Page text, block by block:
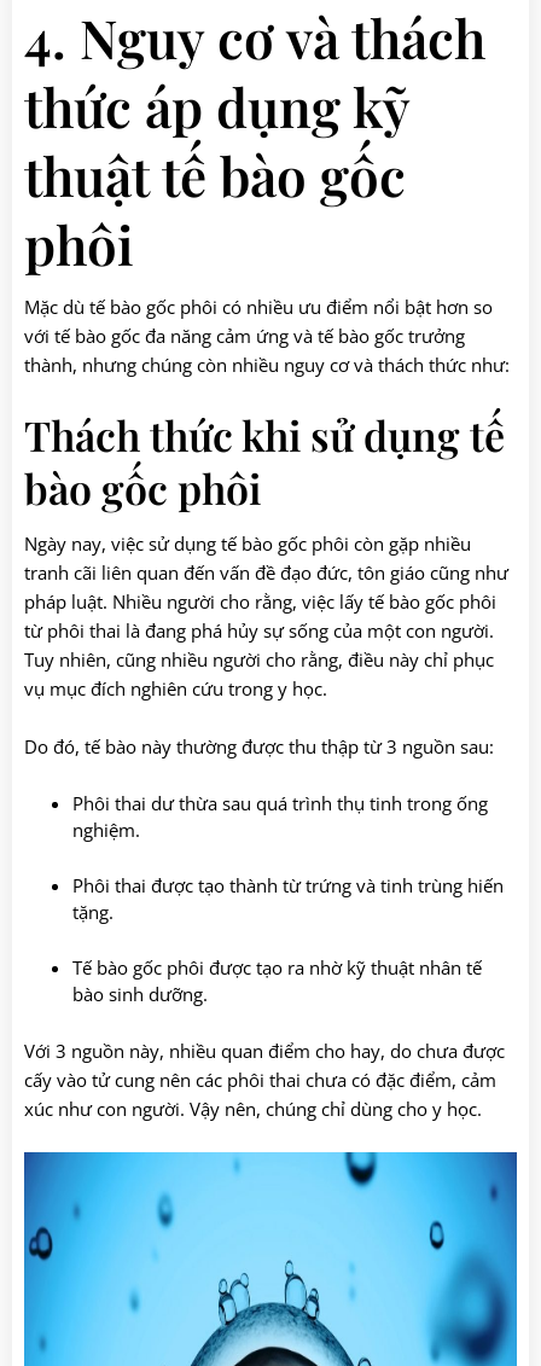
4. Nguy cơ và thách
thức áp dụng kỹ
thuật tế bào gốc
phôi
Mặc dù tế bào gốc phôi có nhiều ưu điểm nổi bật hơn so
với tế bào gốc đa năng cảm ứng và tế bào gốc trưởng
thành, nhưng chúng còn nhiều nguy cơ và thách thức như:
Thách thức khi sử dụng tế
bào gốc phôi
Ngày nay, việc sử dụng tế bào gốc phôi còn gặp nhiều
tranh cãi liên quan đến vấn đề đạo đức, tôn giáo cũng như
pháp luật. Nhiều người cho rằng, việc lấy tế bào gốc phôi
từ phôi thai là đang phá hủy sự sống của một con người.
Tuy nhiên, cũng nhiều người cho rằng, điều này chỉ phục
vụ mục đích nghiên cứu trong y học.
Do đó, tế bào này thường được thu thập từ 3 nguồn sau:
Phôi thai dư thừa sau quá trình thụ tinh trong ống
nghiệm.
Phôi thai được tạo thành từ trứng và tinh trùng hiến
tặng.
Tế bào gốc phôi được tạo ra nhờ kỹ thuật nhân tế
bào sinh dưỡng.
Với 3 nguồn này, nhiều quan điểm cho hay, do chưa được
cấy vào tử cung nên các phôi thai chưa có đặc điểm, cảm
xúc như con người. Vậy nên, chúng chỉ dùng cho y học.